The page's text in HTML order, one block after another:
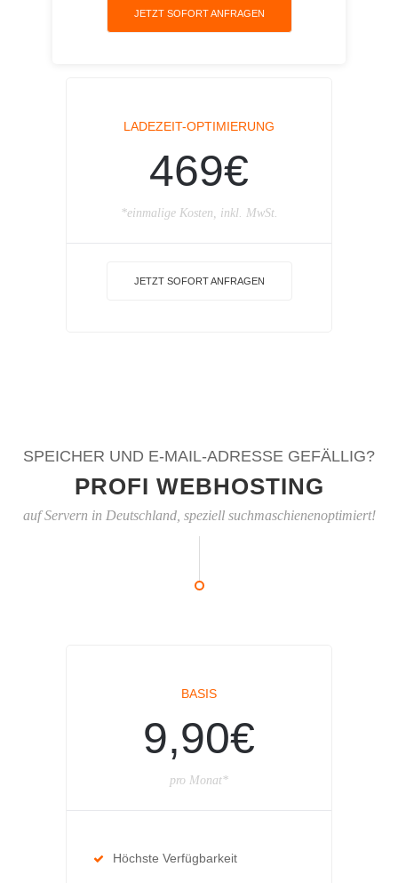
JETZT SOFORT ANFRAGEN
LADEZEIT-OPTIMIERUNG
469€
*einmalige Kosten, inkl. MwSt.
JETZT SOFORT ANFRAGEN
SPEICHER UND E-MAIL-ADRESSE GEFÄLLIG?
PROFI WEBHOSTING
auf Servern in Deutschland, speziell suchmaschienenoptimiert!
BASIS
9,90€
pro Monat*
Höchste Verfügbarkeit